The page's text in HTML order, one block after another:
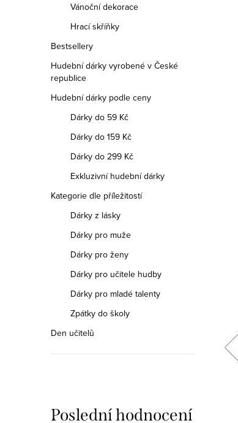
Vánoční dekorace
Hrací skříňky
Bestsellery
Hudební dárky vyrobené v České
republice
Hudební dárky podle ceny
Dárky do 59 Kč
Dárky do 159 Kč
Dárky do 299 Kč
Exkluzivní hudební dárky
Kategorie dle příležitostí
Dárky z lásky
Dárky pro muže
Dárky pro ženy
Dárky pro učitele hudby
Dárky pro mladé talenty
Zpátky do školy
Den učitelů
Poslední hodnocení
doplněk, který vynikne svou přírodní
krásou a jedinečným designem.
cena: